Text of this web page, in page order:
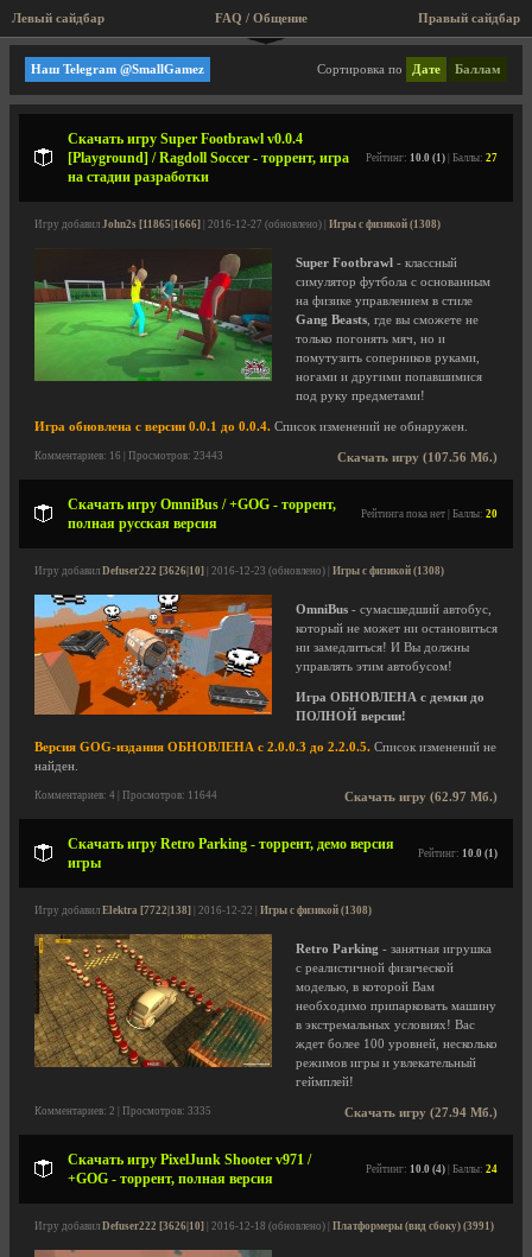
Левый сайдбар FAQ / Общение
Игры с физикой
Сортировка по Дате Баллам
Наш Telegram @SmallGamez
Скачать игру Super Footbrawl v0.0.4
[Playground] / Ragdoll Soccer - торрент, игра
на стадии разработки
Рейтинг: 10.0 (1) | Баллы: 27
Игру добавил John2s [11865|1666] | 2016-12-27 (обновлено) | Игры с физикой (1308)
Super Footbrawl - классный
симулятор футбола с основанным
на физике управлением в стиле
Gang Beasts , где вы сможете не
только погонять мяч, но и
помутузить соперников руками,
ногами и другими попавшимися
под руку предметами!
Игра обновлена с версии 0.0.1 до 0.0.4. Список изменений не обнаружен.
Скачать игру (107.56 Мб.)
Комментариев: 16 | Просмотров: 23443
Скачать игру OmniBus / +GOG - торрент,
полная русская версия
Рейтинга пока нет | Баллы: 20
Игру добавил Defuser222 [3626|10] | 2016-12-23 (обновлено) | Игры с физикой (1308)
OmniBus - сумасшедший автобус,
который не может ни остановиться
ни замедлиться! И Вы должны
управлять этим автобусом!
Игра ОБНОВЛЕНА с демки до
ПОЛНОЙ версии!
Версия GOG-издания ОБНОВЛЕНА с 2.0.0.3 до 2.2.0.5. Список изменений не
найден.
Скачать игру (62.97 Мб.)
Комментариев: 4 | Просмотров: 11644
Скачать игру Retro Parking - торрент, демо версия
игры
Рейтинг: 10.0 (1)
Игру добавил Elektra [7722|138] | 2016-12-22 | Игры с физикой (1308)
Retro Parking - занятная игрушка
с реалистичной физической
моделью, в которой Вам
необходимо припарковать машину
в экстремальных условиях! Вас
ждет более 100 уровней, несколько
режимов игры и увлекательный
геймплей!
Скачать игру (27.94 Мб.)
Комментариев: 2 | Просмотров: 3335
Скачать игру PixelJunk Shooter v971 /
+GOG - торрент, полная версия
Рейтинг: 10.0 (4) | Баллы: 24
Игру добавил Defuser222 [3626|10] | 2016-12-18 (обновлено) | Платформеры (вид сбоку) (3991)